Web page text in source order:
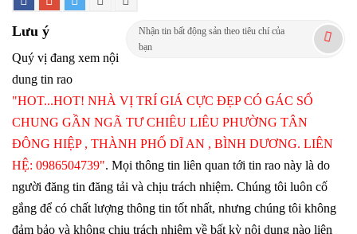
Nhận tin bất động sản theo tiêu chí của
bạn
Lưu ý
Quý vị đang xem nội
dung tin rao
"HOT...HOT! NHÀ VỊ TRÍ GIÁ CỰC ĐẸP CÓ GÁC SỔ
CHUNG GẦN NGÃ TƯ CHIÊU LIÊU PHƯỜNG TÂN
ĐÔNG HIỆP , THÀNH PHỐ DĨ AN , BÌNH DƯƠNG. LIÊN
HỆ: 0986504739". Mọi thông tin liên quan tới tin rao này là do
người đăng tin đăng tải và chịu trách nhiệm. Chúng tôi luôn cố
gắng để có chất lượng thông tin tốt nhất, nhưng chúng tôi không
đảm bảo và không chịu trách nhiệm về bất kỳ nội dung nào liên